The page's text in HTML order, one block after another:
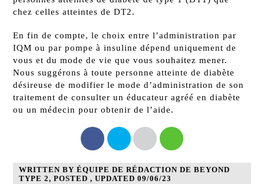
chez celles atteintes de DT2.
En fin de compte, le choix entre l’administration par
IQM ou par pompe à insuline dépend uniquement de
vous et du mode de vie que vous souhaitez mener.
Nous suggérons à toute personne atteinte de diabète
désireuse de modifier le mode d’administration de son
traitement de consulter un éducateur agréé en diabète
ou un médecin pour obtenir de l’aide.
WRITTEN BY ÉQUIPE DE RÉDACTION DE BEYOND
TYPE 2, POSTED , UPDATED 09/06/23